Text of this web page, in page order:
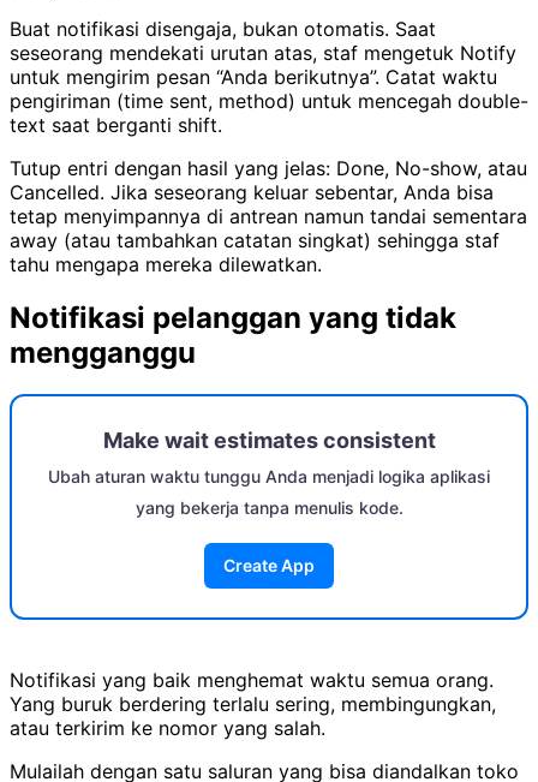
Buat notifikasi disengaja, bukan otomatis. Saat
seseorang mendekati urutan atas, staf mengetuk Notify
untuk mengirim pesan “Anda berikutnya”. Catat waktu
pengiriman (time sent, method) untuk mencegah double-
text saat berganti shift.
Tutup entri dengan hasil yang jelas: Done, No-show, atau
Cancelled. Jika seseorang keluar sebentar, Anda bisa
tetap menyimpannya di antrean namun tandai sementara
away (atau tambahkan catatan singkat) sehingga staf
tahu mengapa mereka dilewatkan.
Notifikasi pelanggan yang tidak
mengganggu
Make wait estimates consistent
Ubah aturan waktu tunggu Anda menjadi logika aplikasi
yang bekerja tanpa menulis kode.
Create App
Notifikasi yang baik menghemat waktu semua orang.
Yang buruk berdering terlalu sering, membingungkan,
atau terkirim ke nomor yang salah.
Mulailah dengan satu saluran yang bisa diandalkan toko